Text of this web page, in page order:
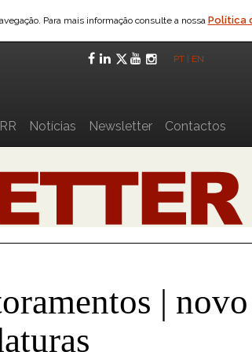
Para mais informação consulte a nossa Política
Facebook
LinkedIn
Twitter
YouTube
PT EN
Notícias Newsletter Contactos
| novo